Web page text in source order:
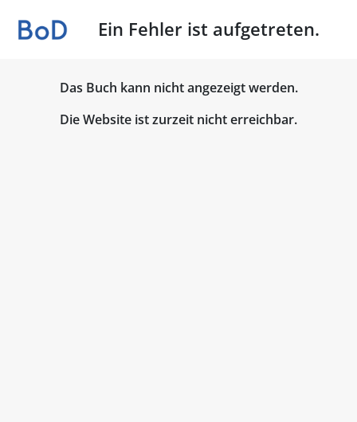
Ein Fehler ist aufgetreten.
Das Buch kann nicht angezeigt werden.
Die Website ist zurzeit nicht erreichbar.